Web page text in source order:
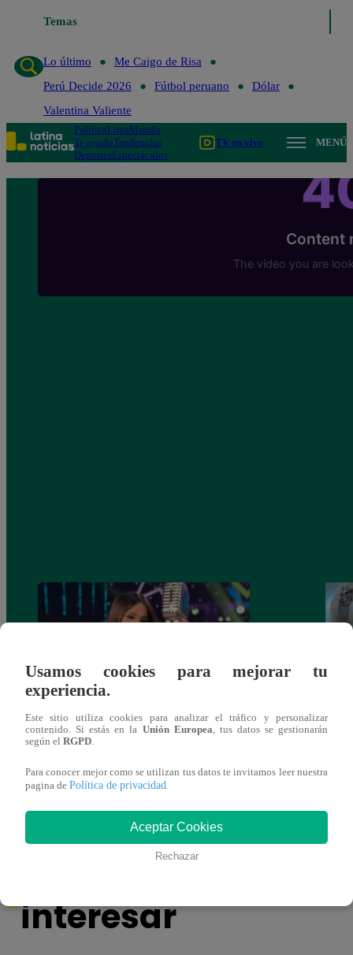
Temas
Lo último
Lo último
Me Caigo de Risa
Perú Decide 2026
Fútbol peruano
Dólar
Valentina Valiente
PolíticaLimaMundo
Te ayudoTendencias
DeportesEspectáculos
TV en vivo MENÚ
¡Imitadora de Laura Pausini se consagró
ganadora de Yo Soy: Nueva Generación!
También te puede
interesar
Usamos cookies para mejorar tu
experiencia.
Este sitio utiliza cookies para analizar el tráfico y personalizar
contenido. Si estás en la Unión Europea , tus datos se gestionarán
según el RGPD
Para conocer mejor como se utilizan tus datos te invitamos leer nuestra
pagina de Política de privacidad
Aceptar Cookies
Rechazar